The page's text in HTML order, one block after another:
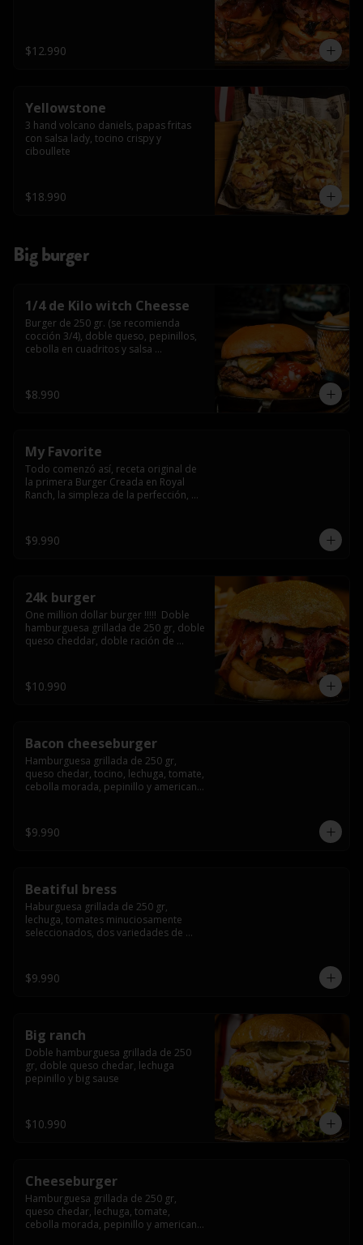
$12.990
Yellowstone
3 hand volcano daniels, papas fritas
con salsa lady, tocino crispy y
ciboullete
$18.990
Big burger
1/4 de Kilo witch Cheesse
Burger de 250 gr. (se recomienda
cocción 3/4), doble queso, pepinillos,
cebolla en cuadritos y salsa
$8.990
My Favorite
Todo comenzó así, receta original de
la primera Burger Creada en Royal
Ranch, la simpleza de la perfección,
queso cheddar
$9.990
24k burger
One million dollar burger !!!!!  Doble
hamburguesa grillada de 250 gr, doble
queso cheddar, doble ración de
gold glitter
$10.990
Bacon cheeseburger
Hamburguesa grillada de 250 gr,
queso chedar, tocino, lechuga, tomate,
cebolla morada, pepinillo y american
$9.990
Beatiful bress
Haburguesa grillada de 250 gr,
lechuga, tomates minuciosamente
seleccionados, dos variedades de
lentamente en el grill, para finalizar
todo con una envolvente salsa cristal
$9.990
Big ranch
Doble hamburguesa grillada de 250
gr, doble queso chedar, lechuga
pepinillo y big sause
$10.990
Cheeseburger
Hamburguesa grillada de 250 gr,
queso chedar, lechuga, tomate,
cebolla morada, pepinillo y american